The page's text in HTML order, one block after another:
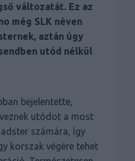
változatát. Ez az
még SLK néven
aztán úgy
utód nélkül
bejelentette,
utódot a most
számára, így
korszak végére tehet